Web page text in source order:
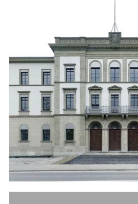
Conseil en maîtrise
d’ouvrage
Conseil immobilier
Conseil aux entreprises
Publication
News
Articles spécialisés
Ouvrage technique
gestion de projets